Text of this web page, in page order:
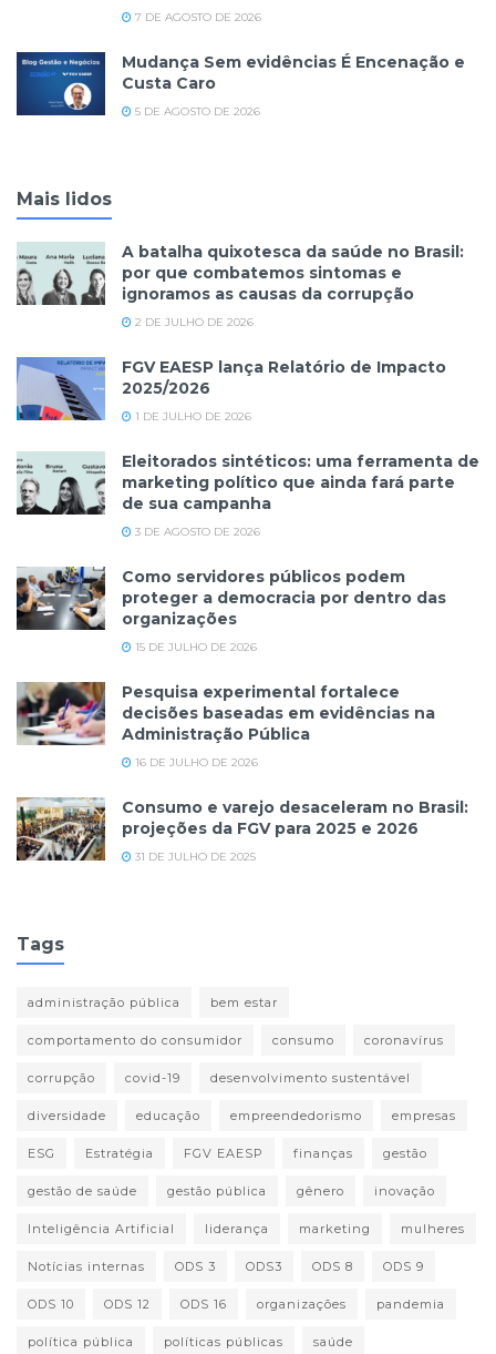
7 DE AGOSTO DE 2026
Mudança Sem evidências É Encenação e
Custa Caro
5 DE AGOSTO DE 2026
Mais lidos
A batalha quixotesca da saúde no Brasil:
por que combatemos sintomas e
ignoramos as causas da corrupção
2 DE JULHO DE 2026
FGV EAESP lança Relatório de Impacto
2025/2026
1 DE JULHO DE 2026
Eleitorados sintéticos: uma ferramenta de
marketing político que ainda fará parte
de sua campanha
3 DE AGOSTO DE 2026
Como servidores públicos podem
proteger a democracia por dentro das
organizações
15 DE JULHO DE 2026
Pesquisa experimental fortalece
decisões baseadas em evidências na
Administração Pública
16 DE JULHO DE 2026
Consumo e varejo desaceleram no Brasil:
projeções da FGV para 2025 e 2026
31 DE JULHO DE 2025
Tags
administração pública bem estar
comportamento do consumidor consumo coronavírus
corrupção covid-19 desenvolvimento sustentável
diversidade educação empreendedorismo empresas
ESG Estratégia FGV EAESP finanças gestão
gestão de saúde gestão pública gênero inovação
Inteligência Artificial liderança marketing mulheres
Notícias internas ODS 3 ODS3 ODS 8 ODS 9
ODS 10 ODS 12 ODS 16 organizações pandemia
política pública políticas públicas saúde